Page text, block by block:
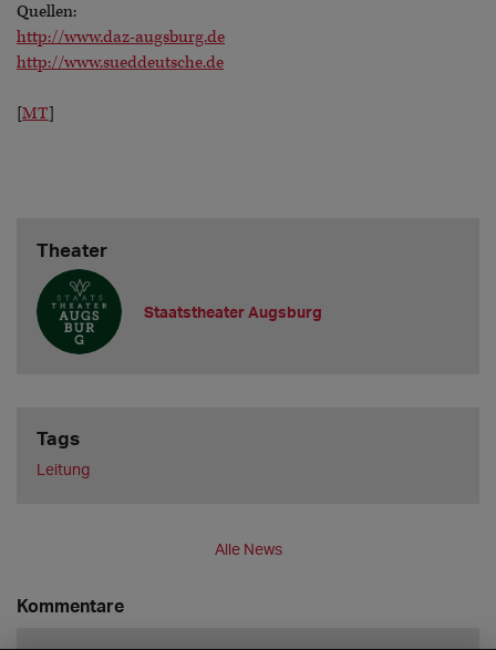
Quellen:
http://www.daz-augsburg.de
http://www.sueddeutsche.de
[MT]
Theater
Staatstheater Augsburg
Tags
Leitung
Alle News
Kommentare